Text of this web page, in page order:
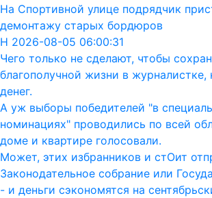
На Спортивной улице подрядчик
демонтажу старых бордюров
Н 2026-08-05 06:00:31
Чего только не сделают, чтобы
благополучной жизни в журналистке,
денег.
А уж выборы победителей "в
номинациях" проводились по всей
доме и квартире голосовали.
Может, этих избранников и стОит
Законодательное собрание или
- и деньги сэкономятся на